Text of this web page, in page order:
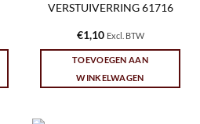
VERSTUIVERRING 61716
€1,10 Excl. BTW
TOEVOEGEN AAN
WINKELWAGEN